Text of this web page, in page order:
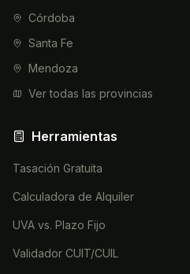
Córdoba
Santa Fe
Mendoza
Ver todas las provincias
Herramientas
Tasación Gratuita
Calculadora de Alquiler
UVA vs. Plazo Fijo
Validador CUIT/CUIL